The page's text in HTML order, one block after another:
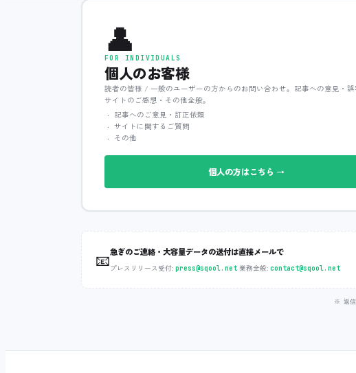
👤
FOR INDIVIDUALS
個人のお客様
読者の皆様 / 一般のユーザーの方からのお問い合わせ。記事への意見・誤
サイトのご感想・その他全般。
記事へのご意見・訂正依頼
サイトに関するご質問
その他
個人の方はこちら →
📧急ぎのご連絡・大容量データの送付は直接メールで
プレスリリース受付: press@sqool.net 業務全般: contact@sqool.net
※ 返信